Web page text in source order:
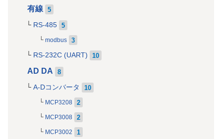
有線 5
RS-485 5
modbus 3
RS-232C (UART) 10
AD DA 8
A-Dコンバータ 10
MCP3208 2
MCP3008 2
MCP3002 1